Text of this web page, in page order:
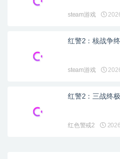
steam游戏
红警2：核战争
steam游戏
红警2：三战终
红色警戒2